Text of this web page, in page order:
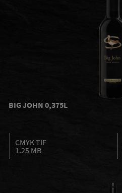
BIG JOHN 0,375L
CMYK TIF
1.25 MB